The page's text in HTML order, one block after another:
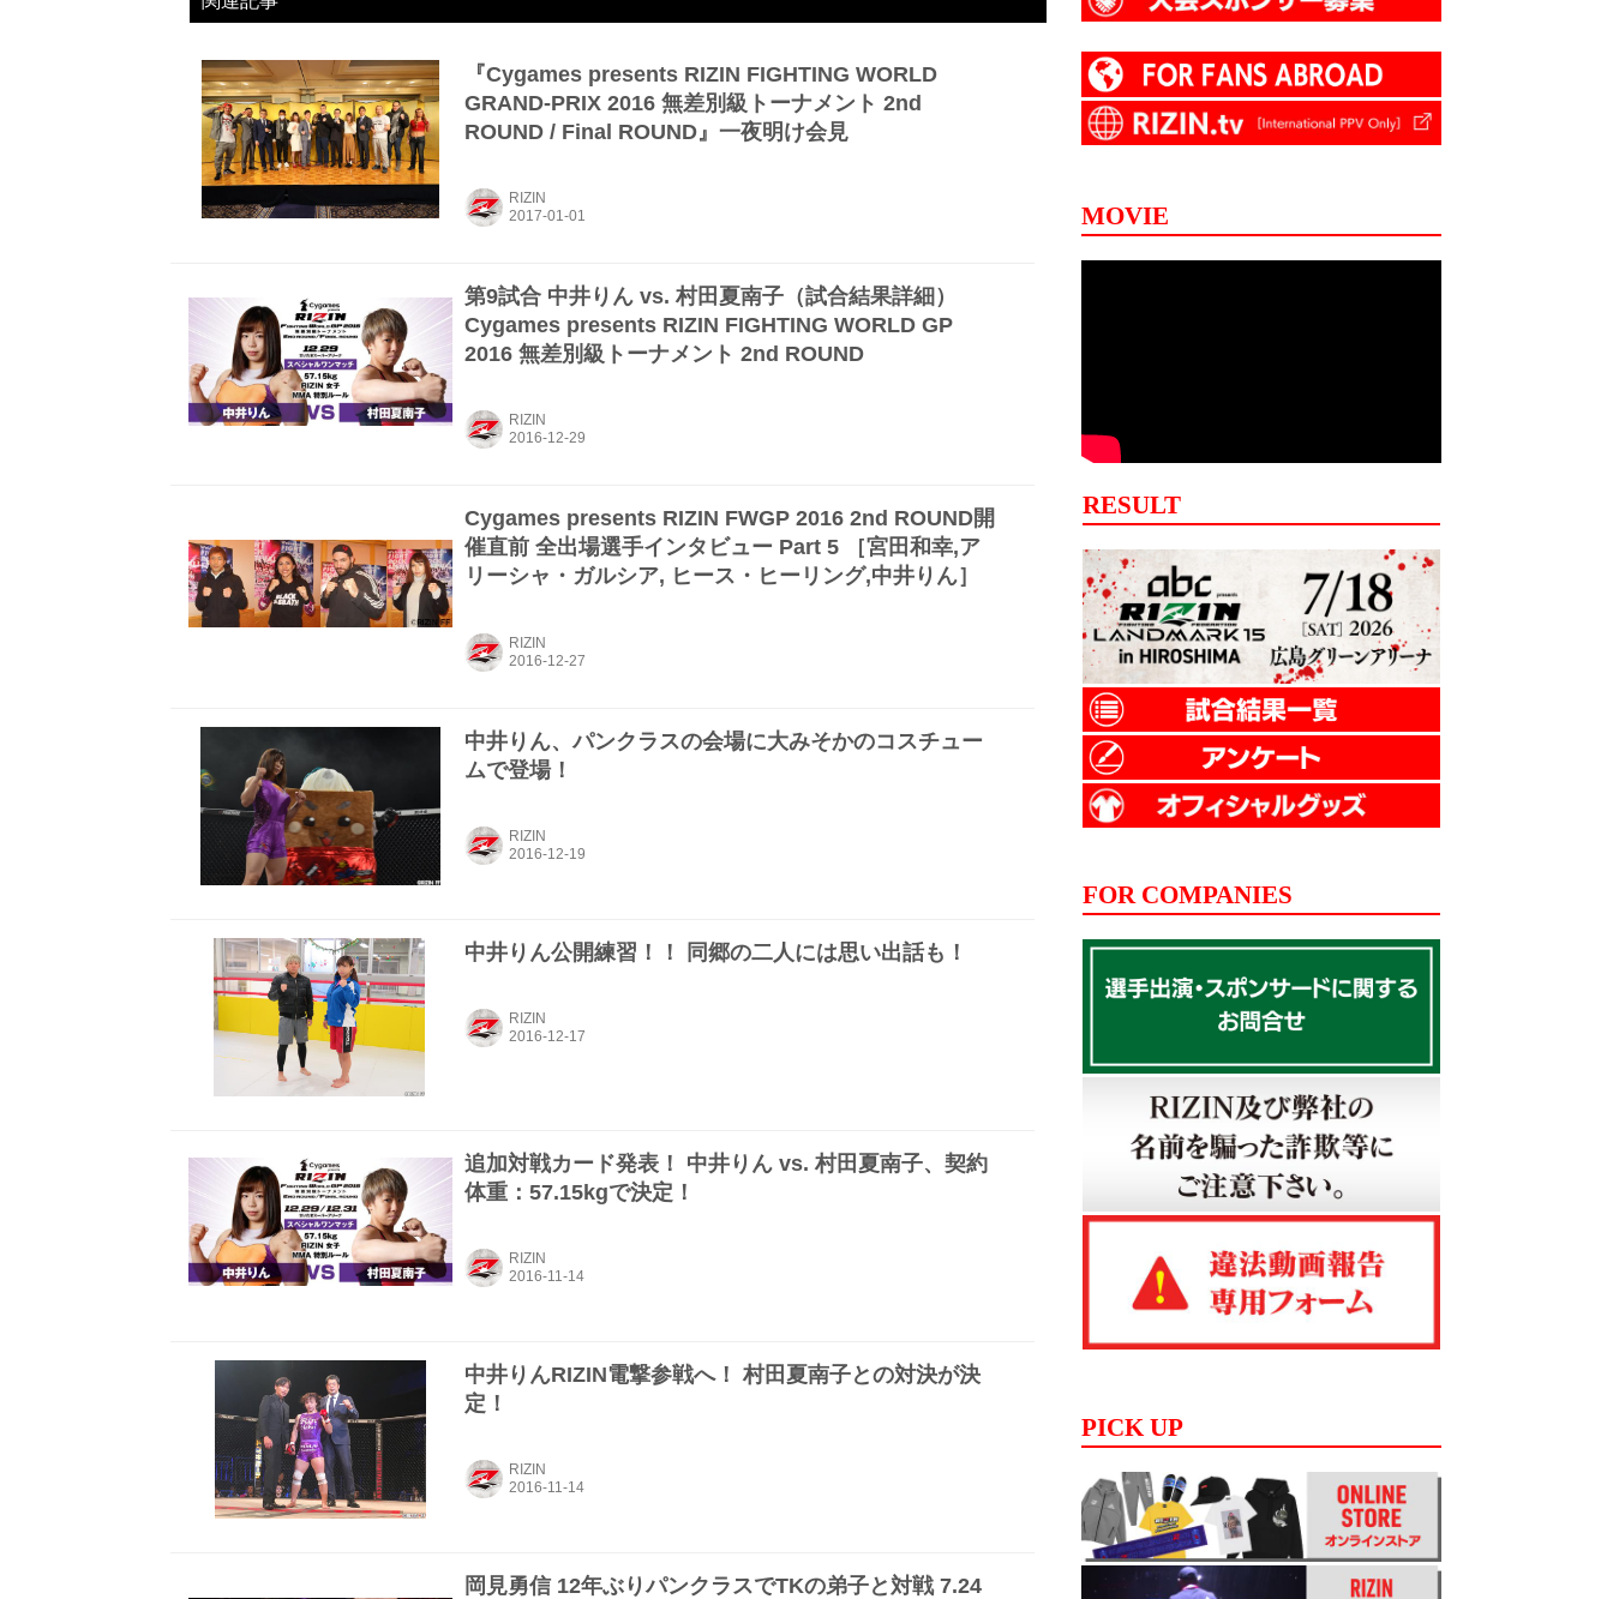
『Cygames presents RIZIN FIGHTING WORLD
GRAND-PRIX 2016 無差別級トーナメント 2nd
ROUND / Final ROUND』一夜明け会見
RIZIN
第9試合 中井りん vs. 村田夏南子（試合結果詳細）
Cygames presents RIZIN FIGHTING WORLD GP
2016 無差別級トーナメント 2nd ROUND
RIZIN
Cygames presents RIZIN FWGP 2016 2nd ROUND開
催直前 全出場選手インタビュー Part 5 ［宮田和幸,ア
リーシャ・ガルシア, ヒース・ヒーリング,中井りん］
RIZIN
中井りん、パンクラスの会場に大みそかのコスチュー
ムで登場！
RIZIN
中井りん公開練習！！ 同郷の二人には思い出話も！
RIZIN
追加対戦カード発表！ 中井りん vs. 村田夏南子、契約
体重：57.15kgで決定！
RIZIN
中井りんRIZIN電撃参戦へ！ 村田夏南子との対決が決
定！
RIZIN
岡見勇信 12年ぶりパンクラスでTKの弟子と対戦 7.24
MOVIE
RESULT
FOR COMPANIES
PICK UP